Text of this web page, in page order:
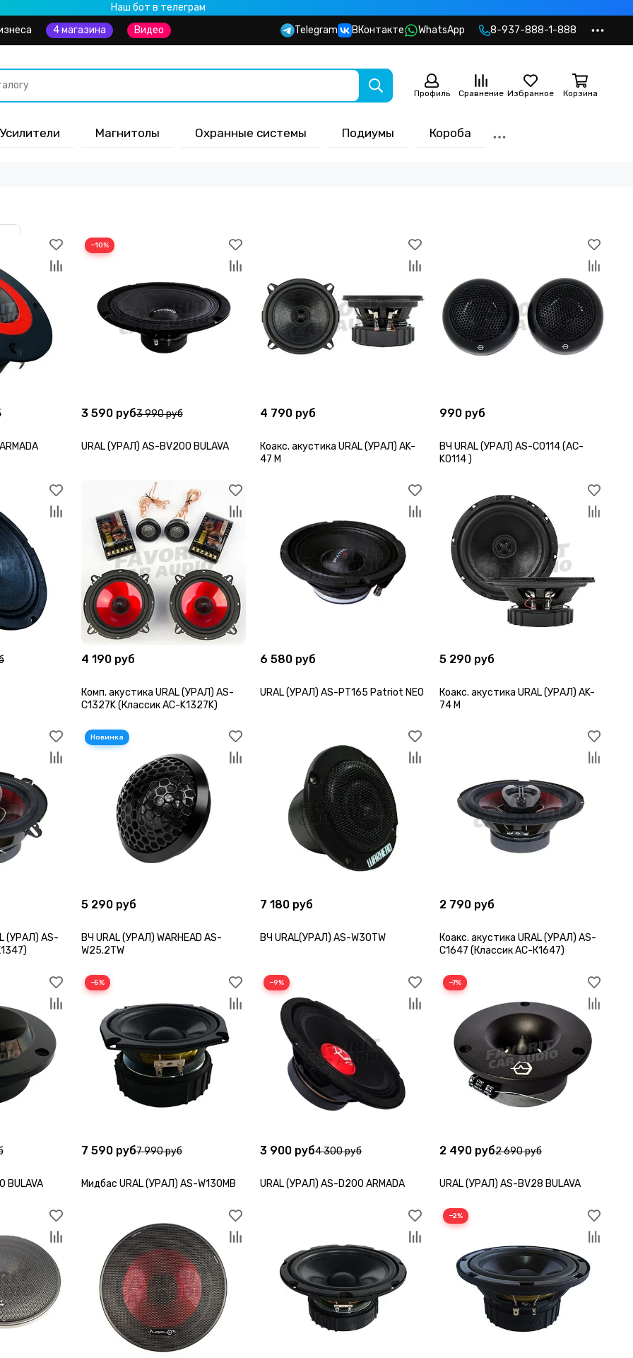
Наш бот в телеграм
4 магазина Видео Telegram ВКонтакте WhatsApp 8-937-888-1-888
Профиль Сравнение Избранное Корзина
Усилители Магнитолы Охранные системы Подиумы Короба
−10%
3 590 руб3 990 руб
URAL (УРАЛ) AS-BV200 BULAVA
4 790 руб
Коакс. акустика URAL (УРАЛ) AK-
47 M
990 руб
ВЧ URAL (УРАЛ) AS-C0114 (AC-
K0114 )
4 190 руб
Комп. акустика URAL (УРАЛ) AS-
C1327K (Классик AC-K1327K)
6 580 руб
URAL (УРАЛ) AS-PT165 Patriot NEO
5 290 руб
Коакс. акустика URAL (УРАЛ) AK-
74 M
(УРАЛ) AS-
5 290 руб
ВЧ URAL (УРАЛ) WARHEAD AS-
W25.2TW
7 180 руб
ВЧ URAL(УРАЛ) AS-W30TW
2 790 руб
Коакс. акустика URAL (УРАЛ) AS-
C1647 (Классик АС-К1647)
BULAVA
−5%
7 590 руб7 990 руб
Мидбас URAL (УРАЛ) AS-W130MB
−9%
3 900 руб4 300 руб
URAL (УРАЛ) AS-D200 ARMADA
−7%
2 490 руб2 690 руб
URAL (УРАЛ) AS-BV28 BULAVA
−2%